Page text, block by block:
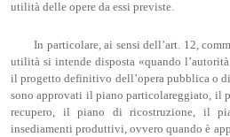
utilità delle opere da essi previste.
In particolare, ai sensi dell’art. 12,
utilità si intende disposta «quando
il progetto definitivo dell’opera pubblica o
sono approvati il piano particolareggiato, il
recupero, il piano di ricostruzione, il
insediamenti produttivi, ovvero quando è